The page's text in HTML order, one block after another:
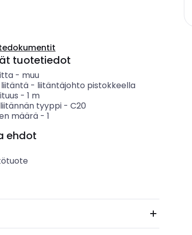
tuotetiedot
- muu
liitäntä- liitäntäjohto pistokkeella
- 1 m
tyyppi- C20
määrä- 1
ehdot